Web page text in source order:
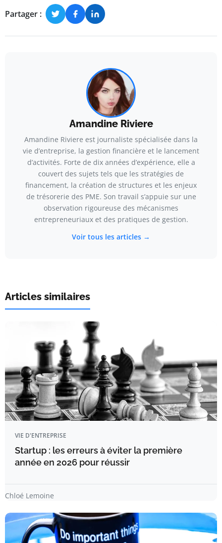
Partager :
Amandine Riviere
Amandine Riviere est journaliste spécialisée dans la
vie d’entreprise, la gestion financière et le lancement
d’activités. Forte de dix années d’expérience, elle a
couvert des sujets tels que les stratégies de
financement, la création de structures et les enjeux
de trésorerie des PME. Son travail s’appuie sur une
observation rigoureuse des mécanismes
entrepreneuriaux et des pratiques de gestion.
Voir tous les articles →
Articles similaires
VIE D'ENTREPRISE
Startup : les erreurs à éviter la première
année en 2026 pour réussir
Chloé Lemoine